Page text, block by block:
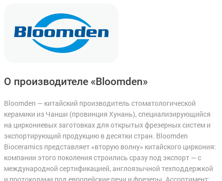
О производителе «Bloomden»
Bloomden — китайский производитель стоматологической
керамики из Чанши (провинция Хунань), специализирующийся
на циркониевых заготовках для открытых фрезерных систем и
экспортирующий продукцию в десятки стран. Bloomden
Bioceramics представляет «вторую волну» китайского циркония:
компании этого поколения строились сразу под экспорт — с
международной сертификацией, англоязычной техподдержкой